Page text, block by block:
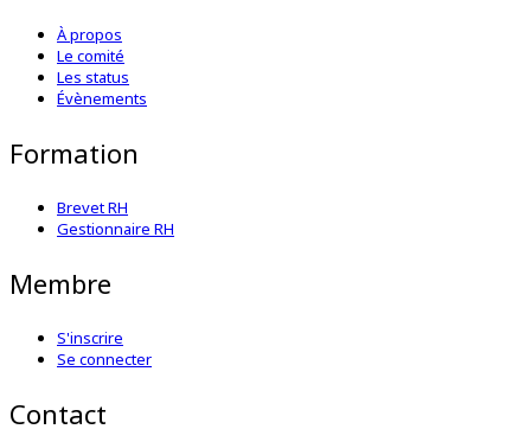
À propos
Le comité
Les status
Évènements
Formation
Brevet RH
Gestionnaire RH
Membre
S'inscrire
Se connecter
Contact